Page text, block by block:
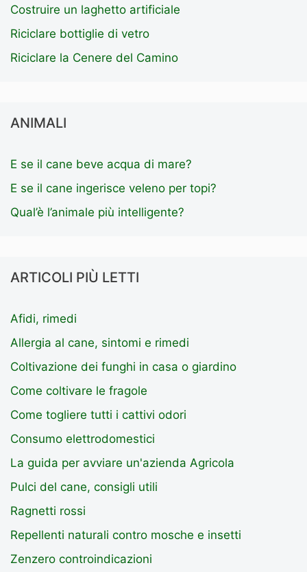
Costruire un laghetto artificiale
Riciclare bottiglie di vetro
Riciclare la Cenere del Camino
ANIMALI
E se il cane beve acqua di mare?
E se il cane ingerisce veleno per topi?
Qual’è l’animale più intelligente?
ARTICOLI PIÙ LETTI
Afidi, rimedi
Allergia al cane, sintomi e rimedi
Coltivazione dei funghi in casa o giardino
Come coltivare le fragole
Come togliere tutti i cattivi odori
Consumo elettrodomestici
La guida per avviare un'azienda Agricola
Pulci del cane, consigli utili
Ragnetti rossi
Repellenti naturali contro mosche e insetti
Zenzero controindicazioni